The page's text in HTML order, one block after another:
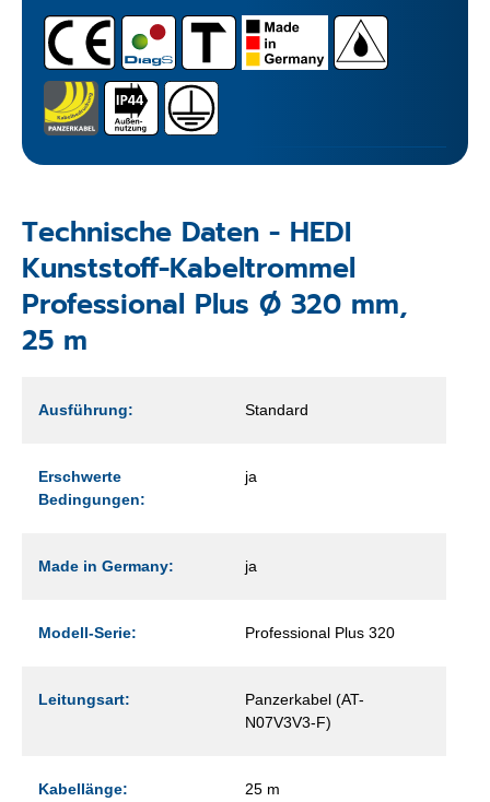
Technische Daten - HEDI
Kunststoff-Kabeltrommel
Professional Plus Ø 320 mm,
25 m
Ausführung: Standard
Erschwerte
Bedingungen:
ja
Made in Germany: ja
Modell-Serie: Professional Plus 320
Leitungsart:
Panzerkabel (AT-
N07V3V3-F)
Kabellänge: 25 m